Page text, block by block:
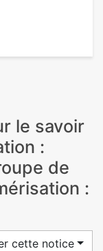
le savoir
:
de
:
cette notice